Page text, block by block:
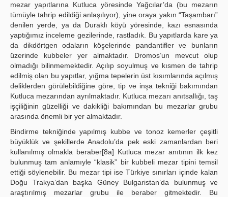
mezar yapıtlarına Kutluca yöresinde Yağcılar’da (bu mezarın
tümüyle tahrip edildiği anlaşılıyor), yine oraya yakın “Taşambarı”
denilen yerde, ya da Duraklı köyü yöresinde, kazı esnasında
yaptığımız inceleme gezilerinde, rastladık. Bu yapıtlarda kare ya
da dikdörtgen odaların köşelerinde pandantifler ve bunların
üzerinde kubbeler yer almaktadır. Dromos’un mevcut olup
olmadığı bilinmemektedir. Açılıp soyulmuş ve kısmen de tahrip
edilmiş olan bu yapıtlar, yığma tepelerin üst kısımlarında açılmış
deliklerden görülebildiğine göre, tip ve inşa tekniği bakımından
Kutluca mezarından ayrılmaktadır. Kutluca mezarı anıtsallığı, taş
işçiliğinin güzelliği ve dakikliği bakımından bu mezarlar grubu
arasında önemli bir yer almaktadır.
Bindirme tekniğinde yapılmış kubbe ve tonoz kemerler çeşitli
büyüklük ve şekillerde Anadolu’da pek eski zamanlardan beri
kullanılmış olmakla beraber[8a] Kutluca mezar anıtının ilk kez
bulunmuş tam anlamıyle “klasik” bir kubbeli mezar tipini temsil
ettiği söylenebilir. Bu mezar tipi ise Türkiye sınırları içinde kalan
Doğu Trakya’dan başka Güney Bulgaristan’da bulunmuş ve
araştırılmış mezarlar grubu ile beraber gitmektedir. Bu